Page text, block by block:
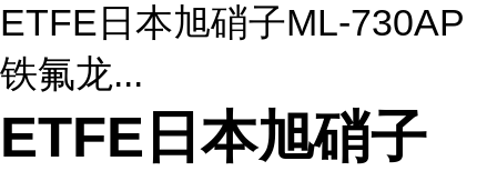
ETFE日本旭硝子ML-730AP
铁氟龙...
ETFE日本旭硝子